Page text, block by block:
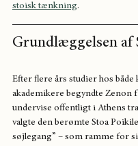
stoisk tænkning.
Grundlæggelsen af
Efter flere års studier hos både
akademikere begyndte Zenon
undervise offentligt i Athens
valgte den berømte Stoa
søjlegang” – som ramme for